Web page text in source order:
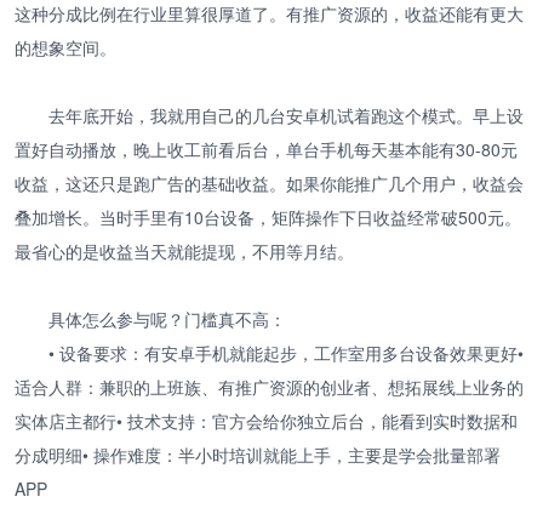
这种分成比例在行业里算很厚道了。有推广资源的，收益还能有更大
的想象空间。
去年底开始，我就用自己的几台安卓机试着跑这个模式。早上设
置好自动播放，晚上收工前看后台，单台手机每天基本能有30-80元
收益，这还只是跑广告的基础收益。如果你能推广几个用户，收益会
叠加增长。当时手里有10台设备，矩阵操作下日收益经常破500元。
最省心的是收益当天就能提现，不用等月结。
具体怎么参与呢？门槛真不高：
• 设备要求：有安卓手机就能起步，工作室用多台设备效果更好•
适合人群：兼职的上班族、有推广资源的创业者、想拓展线上业务的
实体店主都行• 技术支持：官方会给你独立后台，能看到实时数据和
分成明细• 操作难度：半小时培训就能上手，主要是学会批量部署
APP